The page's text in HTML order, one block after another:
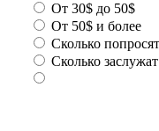
От 30$ до 50$
От 50$ и более
Сколько попросят
Сколько заслужат